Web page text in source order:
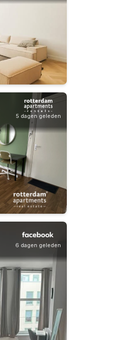
5 dagen geleden
6 dagen geleden